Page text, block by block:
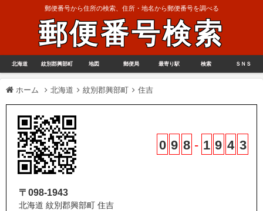
郵便番号から住所の検索、住所・地名から郵便番号を調べる
郵便番号検索
北海道 紋別郡興部町 地図 郵便局 最寄り駅 検索 ＳＮＳ
ホーム 北海道 紋別郡興部町 住吉
0 9 8 - 1 9 4 3
〒098-1943
北海道 紋別郡興部町 住吉